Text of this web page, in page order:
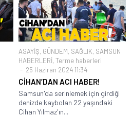
ASAYİŞ, GÜNDEM, SAĞLIK, SAMSUN
HABERLERİ, Terme haberleri
25 Haziran 2024 11:34
CİHAN’DAN ACI HABER!
Samsun'da serinlemek için girdiği
denizde kaybolan 22 yaşındaki
Cihan Yılmaz'ın...